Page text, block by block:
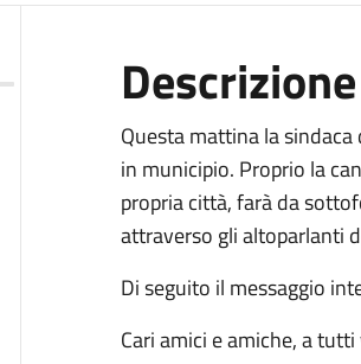
Descrizione
Questa mattina la
in municipio. Proprio la
propria città, farà da
attraverso gli altoparlanti
Di seguito il messaggio
Cari amici e amiche, a